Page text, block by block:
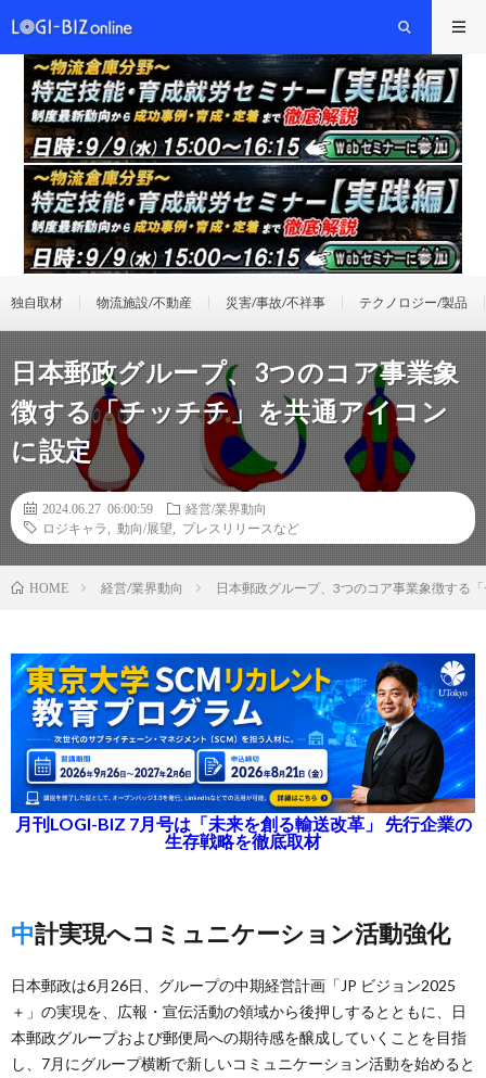
独自取材 物流施設/不動産 災害/事故/不祥事 テクノロジー/製品
日本郵政グループ、3つのコア事業象
徴する「チッチチ」を共通アイコン
に設定
2024.06.27 06:00:59
経営/業界動向
ロジキャラ
動向/展望 プレスリリースなど
HOME 経営/業界動向 日本郵政グループ、3つのコア事業象徴する
月刊LOGI-BIZ 7月号は「未来を創る輸送改革」 先行企業の
生存戦略を徹底取材
中計実現へコミュニケーション活動強化
日本郵政は6月26日、グループの中期経営計画「JP ビジョン2025
＋」の実現を、広報・宣伝活動の領域から後押しするとともに、日
本郵政グループおよび郵便局への期待感を醸成していくことを目指
し、7月にグループ横断で新しいコミュニケーション活動を始めると